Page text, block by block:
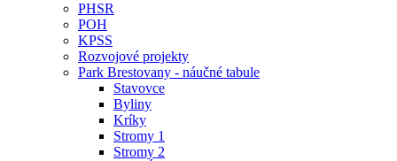
PHSR
POH
KPSS
Rozvojové projekty
Park Brestovany - náučné tabule
Stavovce
Byliny
Kríky
Stromy 1
Stromy 2